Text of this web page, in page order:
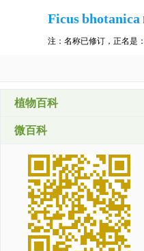
Ficusbhotanica
注：名称已修订，正名是：
植物百科
微百科